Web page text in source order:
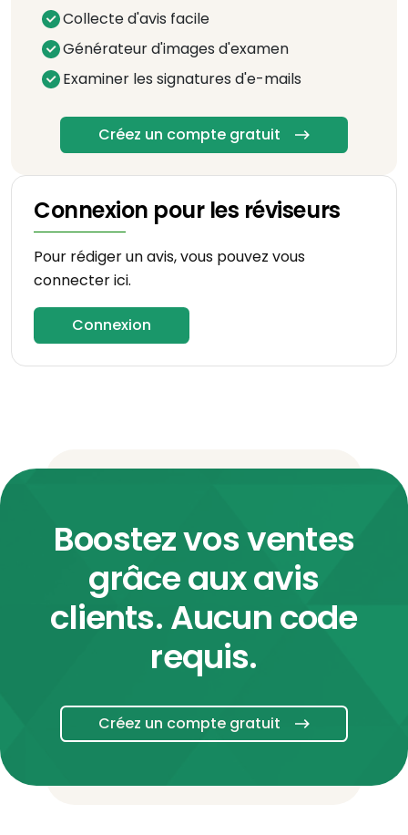
Collecte d'avis facile
Générateur d'images d'examen
Examiner les signatures d'e-mails
Créez un compte gratuit
Connexion pour les réviseurs
Pour rédiger un avis, vous pouvez vous
connecter ici.
Connexion
Boostez vos ventes
grâce aux avis
clients. Aucun code
requis.
Créez un compte gratuit